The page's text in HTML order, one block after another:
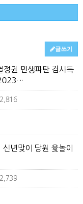
글쓰기
정권 민생파탄 검사독
년맞이 당원 윷놀이